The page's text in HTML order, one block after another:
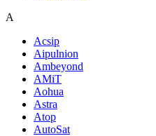
A
Acsip
Aipulnion
Ambeyond
AMiT
Aohua
Astra
Atop
AutoSat